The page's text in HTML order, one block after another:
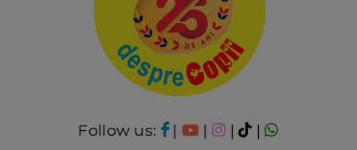
Follow us: | | |
|